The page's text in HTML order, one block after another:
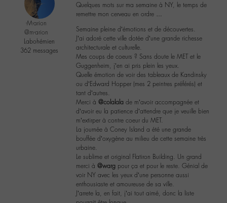
-M-arion
@m-arion
Labohémien
362 messages
Quelques mots sur ma semaine à NY, le temps de
remettre mon cerveau en ordre …
Semaine pleine d’émotions et de découvertes.
J’ai adoré cette ville dotée d’une grande richesse
architecturale et culturelle.
Mes coups de coeurs ? Sans doute le MET et le
Guggenheim, j’en ai pris plein les yeux.
Quelle émotion de voir des tableaux de Kandinsky
ou d’Edward Hopper (mes 2 peintres préférés) et
tant d’autres.
Merci à @colalala de m’avoir accompagnée et
d’avoir eu la patience d’attendre que je veuille bien
m’extirper à contre coeur du MET.
La journée à Coney Island a été une grande
bouffée d’oxygène au milieu de cette semaine très
urbaine.
Le sublime et original Flatiron Building. Un grand
merci à @warg pour ça et pour le reste. Génial de
voir NY avec les yeux d’une personne aussi
enthousiaste et amoureuse de sa ville.
J’arrete la, en fait, j’ai tout aimé, donc la liste